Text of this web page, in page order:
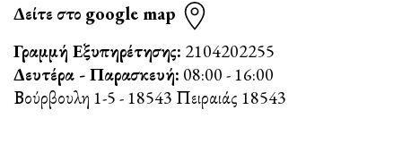
Δείτε στο google map
Γραμμή Εξυπηρέτησης: 2104202255
Δευτέρα - Παρασκευή: 08:00 - 16:00
Βούρβουλη 1-5 - 18543 Πειραιάς 18543